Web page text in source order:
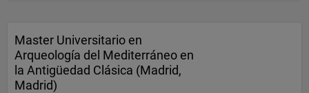
Master Universitario en
Arqueología del Mediterráneo en
la Antigüedad Clásica (Madrid,
Madrid)